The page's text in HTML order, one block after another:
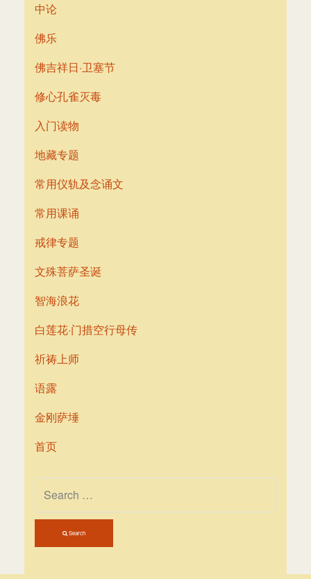
中论
佛乐
佛吉祥日·卫塞节
修心孔雀灭毒
入门读物
地藏专题
常用仪轨及念诵文
常用课诵
戒律专题
文殊菩萨圣诞
智海浪花
白莲花·门措空行母传
祈祷上师
语露
金刚萨埵
首页
Search